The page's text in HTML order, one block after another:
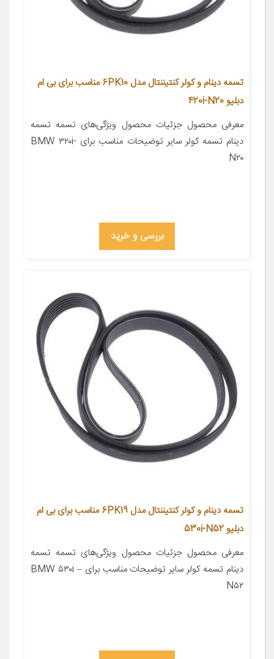
تسمه دینام و کولر کنتیننتال مدل 6PK10 مناسب برای بی ام
دبلیو 420i-N20
معرفی محصول جزئیات محصول ویژگی‌های تسمه تسمه
دینام تسمه کولر سایر توضیحات مناسب برای BMW ۳۲۰i-
N۲۰
بررسی و خرید
تسمه دینام و کولر کنتیننتال مدل 6PK19 مناسب برای بی ام
دبلیو 530i-N52
معرفی محصول جزئیات محصول ویژگی‌های تسمه تسمه
دینام تسمه کولر سایر توضیحات مناسب برای BMW ۵۳۰i –
N۵۲